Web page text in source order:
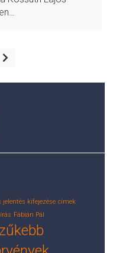
jelentés kifejezése címek
Fábián Pál